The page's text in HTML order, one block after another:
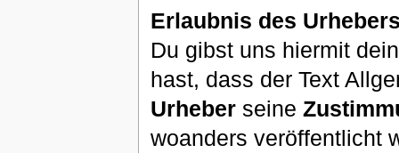
Erlaubnis des
Du gibst uns hiermit
hast, dass der Text
Urheberseine
woanders veröffentlicht